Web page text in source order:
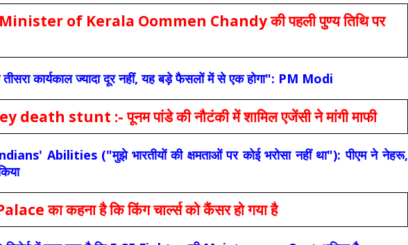
of Kerala Oommen Chandy की पहली पुण्य तिथि पर
कार्यकाल ज्यादा दूर नहीं, यह बड़े फैसलों में से एक होगा": PM Modi
stunt :- पूनम पांडे की नौटंकी में शामिल एजेंसी ने मांगी माफी
Abilities ("मुझे भारतीयों की क्षमताओं पर कोई भरोसा नहीं था"): पीएम ने नेहरू,
का कहना है कि किंग चार्ल्स को कैंसर हो गया है